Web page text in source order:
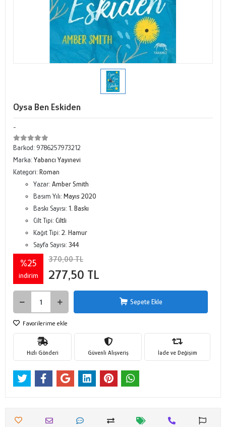
Oysa Ben Eskiden
-
Barkod: 9786257973212
Marka: Yabancı Yayınevi
Kategori: Roman
Yazar: Amber Smith
Basım Yılı: Mayıs 2020
Baskı Sayısı: 1. Baskı
Cilt Tipi: Ciltli
Kağıt Tipi: 2. Hamur
Sayfa Sayısı: 344
%25
indirim
370,00 TL
277,50 TL
Sepete Ekle
Favorilerime ekle
Hızlı Gönderi Güvenli Alışveriş İade ve Değişim